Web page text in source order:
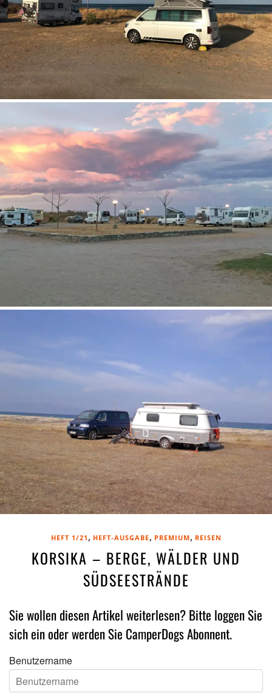
HEFT 1/21 , HEFT-AUSGABE, PREMIUM, REISEN
KORSIKA – BERGE, WÄLDER UND
SÜDSEESTRÄNDE
Sie wollen diesen Artikel weiterlesen? Bitte loggen Sie
sich ein oder werden Sie CamperDogs Abonnent.
Benutzername